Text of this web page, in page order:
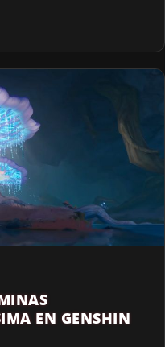
EN GENSHIN